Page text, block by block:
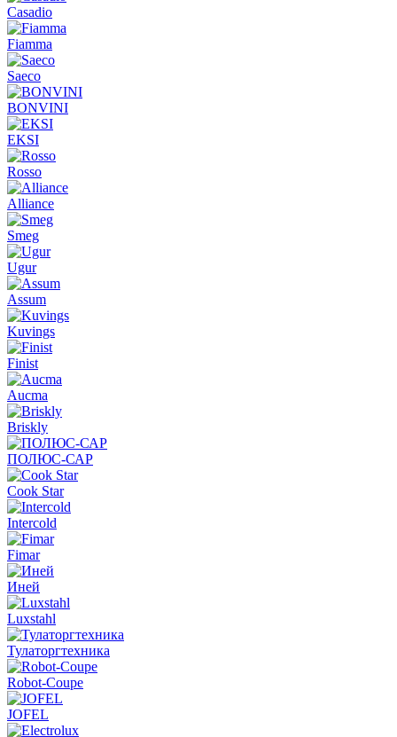
Casadio
Fiamma
Saeco
BONVINI
EKSI
Rosso
Alliance
Smeg
Ugur
Assum
Kuvings
Finist
Aucma
Briskly
ПОЛЮС-САР
Cook Star
Intercold
Fimar
Иней
Luxstahl
Тулаторгтехника
Robot-Coupe
JOFEL